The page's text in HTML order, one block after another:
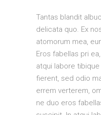
Tantas blandit
delicata quo. Ex
atomorum mea,
Eros fabellas pri
atqui labore
fierent, sed odio
errem verterem,
ne duo eros